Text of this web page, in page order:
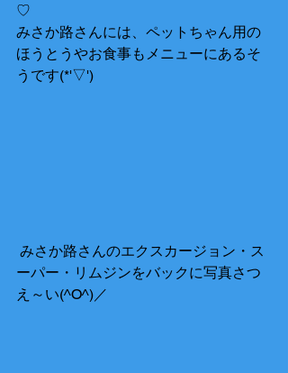
♡
みさか路さんには、ペットちゃん用の
ほうとうやお食事もメニューにあるそ
うです(*'▽')
ーパー・リムジンをバックに写真さつ
え～い(^O^)／